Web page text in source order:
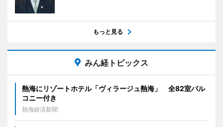
もっと見る
みん経トピックス
熱海にリゾートホテル「ヴィラージュ熱海」 全82室バル
コニー付き
熱海経済新聞